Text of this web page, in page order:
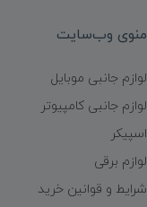
منوی وب‌سایت
لوازم جانبی موبایل
لوازم جانبی کامپیوتر
اسپیکر
لوازم برقی
شرایط و قوانین خرید